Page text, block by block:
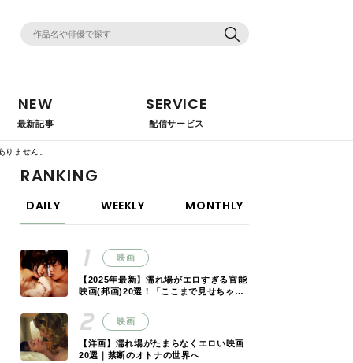
NEW
最新記事
SERVICE
配信サービス
ません。
RANKING
DAILY WEEKLY MONTHLY
映画
【2025年最新】濡れ場がエロすぎる官能
映画(邦画)20選！「ここまで見せちゃっ
映画
【洋画】濡れ場がたまらなくエロい映画
20選｜禁断のオトナの世界へ